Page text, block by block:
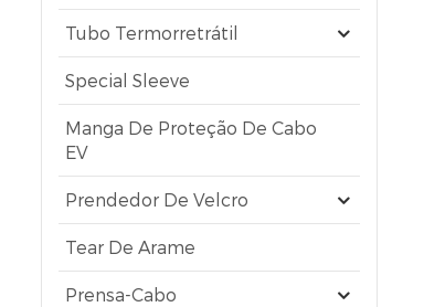
Tubo Termorretrátil
Special Sleeve
Manga De Proteção De Cabo
EV
Prendedor De Velcro
Tear De Arame
Prensa-Cabo